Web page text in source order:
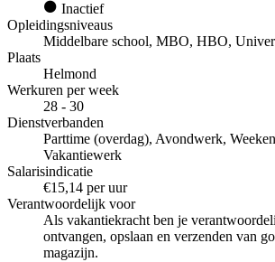
Inactief
Opleidingsniveaus
Middelbare school, MBO, HBO,
Plaats
Helmond
Werkuren per week
28 - 30
Dienstverbanden
Parttime (overdag), Avondwerk,
Vakantiewerk
Salarisindicatie
€15,14 per uur
Verantwoordelijk voor
Als vakantiekracht ben je
ontvangen, opslaan en verzenden van
magazijn.